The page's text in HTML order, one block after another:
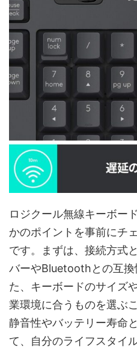
ロジクール無線キーボー
かのポイントを事前にチ
です。まずは、接続方式
バーやBluetoothとの互換
た、キーボードのサイズ
業環境に合うものを選ぶ
静音性やバッテリー寿命
て、自分のライフスタイ